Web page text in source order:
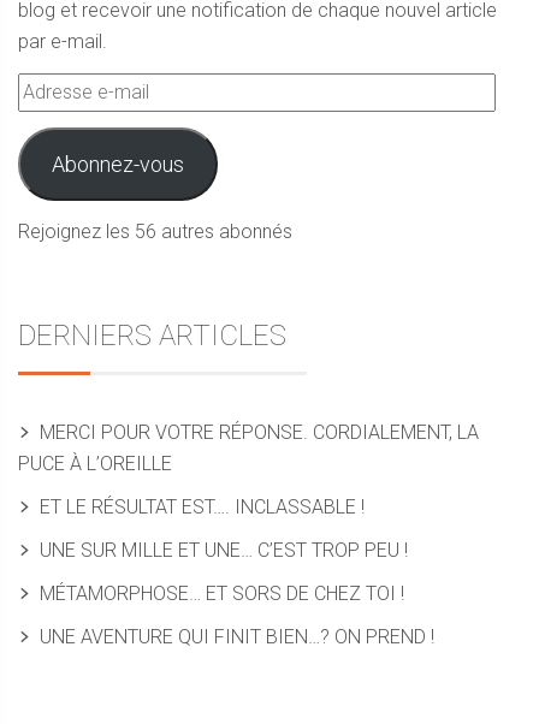
blog et recevoir une notification de chaque nouvel article
par e-mail.
Adresse
e-
mail
Abonnez-vous
Rejoignez les 56 autres abonnés
DERNIERS ARTICLES
MERCI POUR VOTRE RÉPONSE. CORDIALEMENT, LA
PUCE À L’OREILLE
ET LE RÉSULTAT EST…. INCLASSABLE !
UNE SUR MILLE ET UNE… C’EST TROP PEU !
MÉTAMORPHOSE… ET SORS DE CHEZ TOI !
UNE AVENTURE QUI FINIT BIEN…? ON PREND !